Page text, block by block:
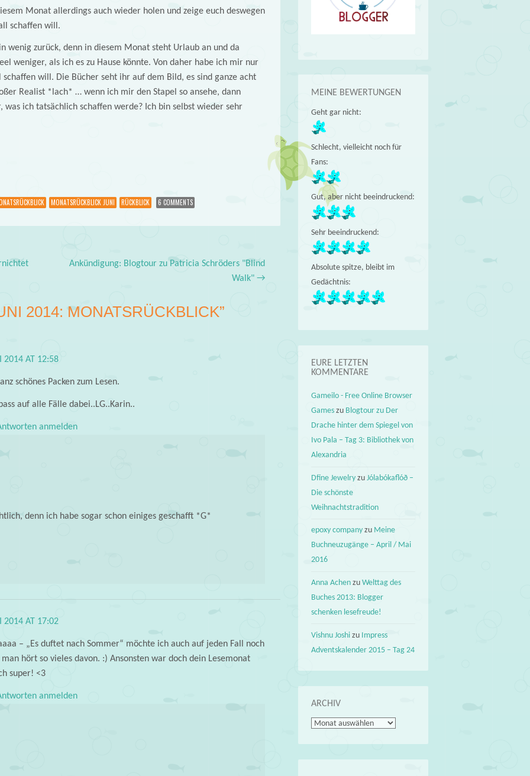
Monat allerdings auch wieder holen und zeige euch deswegen
schaffen will.
wenig zurück, denn in diesem Monat steht Urlaub an und da
weniger, als ich es zu Hause könnte. Von daher habe ich mir nur
will. Die Bücher seht ihr auf dem Bild, es sind ganze acht
Realist *lach* … wenn ich mir den Stapel so ansehe, dann
was ich tatsächlich schaffen werde? Ich bin selbst wieder sehr
MONATSRÜCKBLICK JUNI RÜCKBLICK 6 COMMENTS
Ankündigung: Blogtour zu Patricia Schröders "Blind
Walk"→
2014: MONATSRÜCKBLICK”
2014 AT 12:58
schönes Packen zum Lesen.
auf alle Fälle dabei..LG..Karin..
anmelden
denn ich habe sogar schon einiges geschafft *G*
2014 AT 17:02
– „Es duftet nach Sommer“ möchte ich auch auf jeden Fall noch
hört so vieles davon. :) Ansonsten war doch dein Lesemonat
super! <3
anmelden
MEINE BEWERTUNGEN
Geht gar nicht:
Schlecht, vielleicht noch für
Fans:
Gut, aber nicht beeindruckend:
Sehr beeindruckend:
Absolute spitze, bleibt im
Gedächtnis:
EURE LETZTEN
KOMMENTARE
Gameilo - Free Online Browser
Games zu Blogtour zu Der
Drache hinter dem Spiegel von
Ivo Pala – Tag 3: Bibliothek von
Alexandria
Dfine Jewelry zuJólabókaflóð –
Die schönste
Weihnachtstradition
epoxy company zu Meine
Buchneuzugänge – April / Mai
2016
Anna Achen zuWelttag des
Buches 2013: Blogger
schenken lesefreude!
Vishnu Joshi zu Impress
Adventskalender 2015 – Tag 24
ARCHIV
Archiv